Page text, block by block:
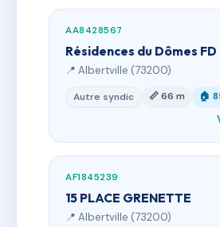
AA8428567
Résidences du Dômes FD
📍 Albertville (73200)
Autre syndic 📏 66 m 🏠
AF1845239
15 PLACE GRENETTE
📍 Albertville (73200)